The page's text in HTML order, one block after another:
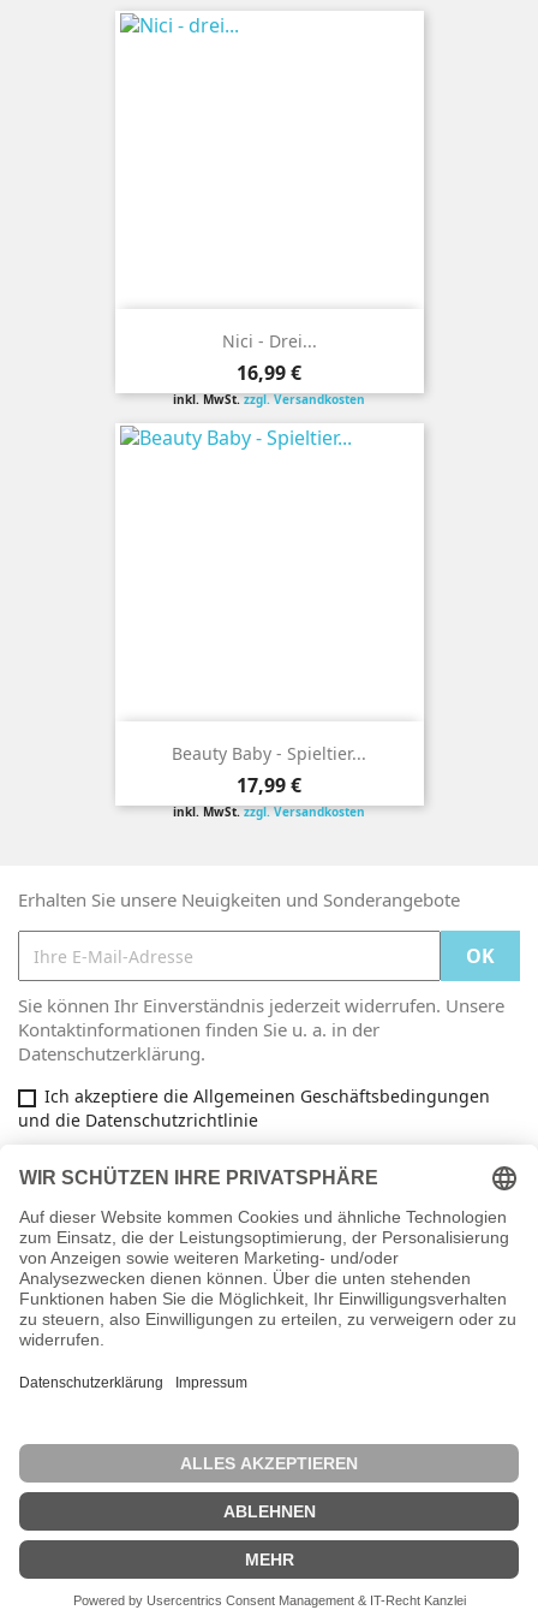
Nici - Drei...
Preis
16,99 €
inkl. MwSt.zzgl. Versandkosten
Beauty Baby - Spieltier...
Preis
17,99 €
inkl. MwSt.zzgl. Versandkosten
Erhalten Sie unsere Neuigkeiten und Sonderangebote
Sie können Ihr Einverständnis jederzeit widerrufen. Unsere
Kontaktinformationen finden Sie u. a. in der
Datenschutzerklärung.
Ich akzeptiere die Allgemeinen Geschäftsbedingungen
und die Datenschutzrichtlinie
Facebook
ARTIKEL 
INFORMATIONEN
SHOP-EINSTELLUNGEN
Vertrag widerrufen
© 2026 - Webshop by Reginas Kuscheltiere